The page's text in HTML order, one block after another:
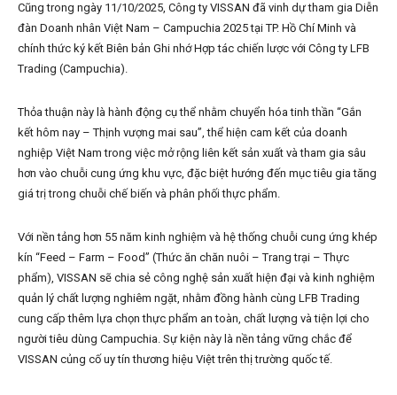
Cũng trong ngày 11/10/2025, Công ty VISSAN đã vinh dự tham gia Diễn
đàn Doanh nhân Việt Nam – Campuchia 2025 tại TP. Hồ Chí Minh và
chính thức ký kết Biên bản Ghi nhớ Hợp tác chiến lược với Công ty LFB
Trading (Campuchia).
Thỏa thuận này là hành động cụ thể nhằm chuyển hóa tinh thần “Gắn
kết hôm nay – Thịnh vượng mai sau”, thể hiện cam kết của doanh
nghiệp Việt Nam trong việc mở rộng liên kết sản xuất và tham gia sâu
hơn vào chuỗi cung ứng khu vực, đặc biệt hướng đến mục tiêu gia tăng
giá trị trong chuỗi chế biến và phân phối thực phẩm.
Với nền tảng hơn 55 năm kinh nghiệm và hệ thống chuỗi cung ứng khép
kín “Feed – Farm – Food” (Thức ăn chăn nuôi – Trang trại – Thực
phẩm), VISSAN sẽ chia sẻ công nghệ sản xuất hiện đại và kinh nghiệm
quản lý chất lượng nghiêm ngặt, nhằm đồng hành cùng LFB Trading
cung cấp thêm lựa chọn thực phẩm an toàn, chất lượng và tiện lợi cho
người tiêu dùng Campuchia. Sự kiện này là nền tảng vững chắc để
VISSAN củng cố uy tín thương hiệu Việt trên thị trường quốc tế.